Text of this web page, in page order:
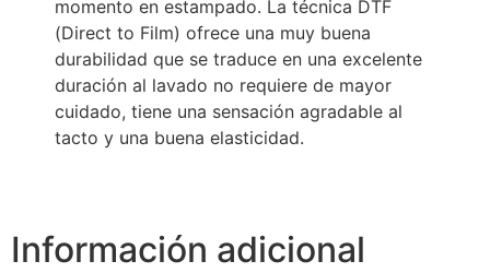
momento en estampado. La técnica DTF
(Direct to Film) ofrece una muy buena
durabilidad que se traduce en una excelente
duración al lavado no requiere de mayor
cuidado, tiene una sensación agradable al
tacto y una buena elasticidad.
Información adicional